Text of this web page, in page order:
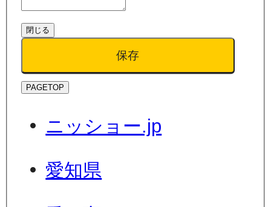
閉じる
保存
PAGETOP
ニッショー.jp
愛知県